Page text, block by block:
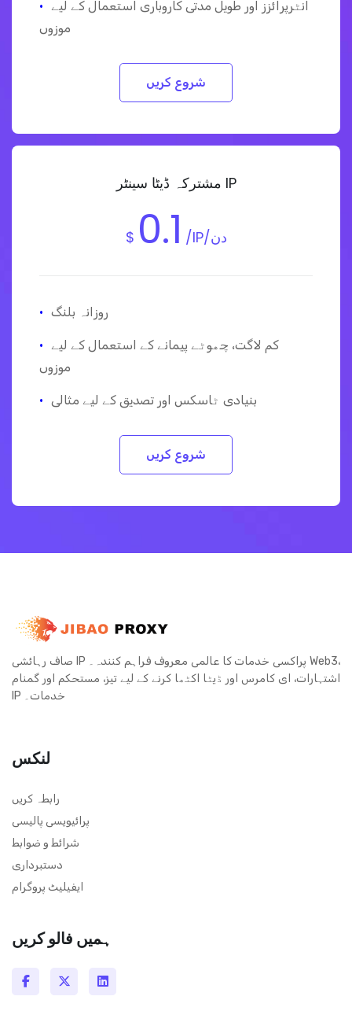
· انٹرپرائزز اور طویل مدتی کاروباری استعمال کے لیے
موزوں
شروع کریں
مشترکہ ڈیٹا سینٹر IP
$ 0.1 /IP/دن
· روزانہ بلنگ
· کم لاگت، چھوٹے پیمانے کے استعمال کے لیے
موزوں
· بنیادی ٹاسکس اور تصدیق کے لیے مثالی
شروع کریں
صاف رہائشی IP پراکسی خدمات کا عالمی معروف فراہم کنندہ۔ Web3،
اشتہارات، ای کامرس اور ڈیٹا اکٹھا کرنے کے لیے تیز، مستحکم اور گمنام
IP خدمات۔
لنکس
رابطہ کریں
پرائیویسی پالیسی
شرائط و ضوابط
دستبرداری
ایفیلیٹ پروگرام
ہمیں فالو کریں